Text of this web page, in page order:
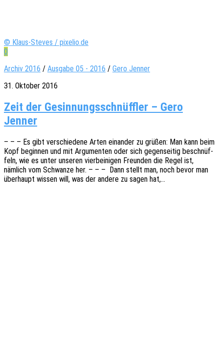
© Klaus-Steves / pixelio.de
0
Archiv 2016 / Ausgabe 05 - 2016 / Gero Jenner
31. Oktober 2016
Zeit der Gesin­nungs­schnüff­ler – Gero
Jenner
– – – Es gibt verschie­de­ne Arten einan­der zu grüßen: Man kann beim
Kopf begin­nen und mit Argu­men­ten oder sich gegen­sei­tig beschnüf­
feln, wie es unter unse­ren vier­bei­ni­gen Freun­den die Regel ist,
nämlich vom Schwan­ze her. – – – Dann stellt man, noch bevor man
über­haupt wissen will, was der andere zu sagen hat,…